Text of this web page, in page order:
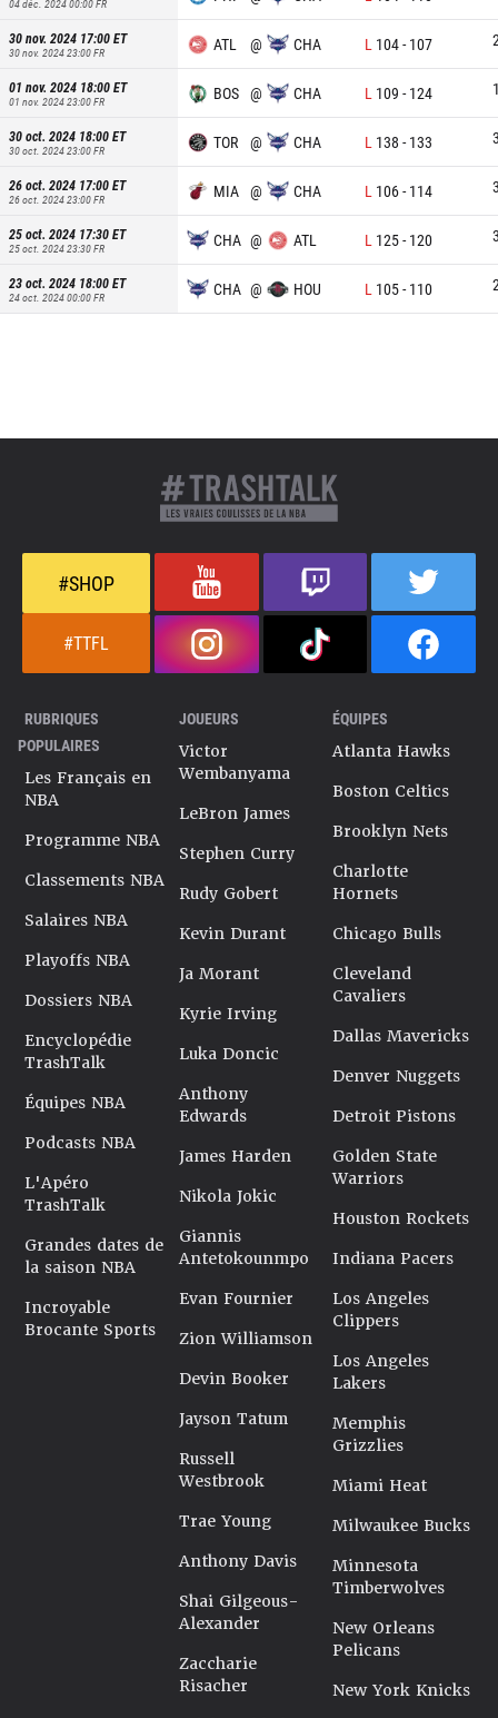
04 déc. 2024 00:00FR
30 nov. 2024 17:00ET
30 nov. 2024 23:00FR ATL @ CHA L 104- 107
01 nov. 2024 18:00ET
01 nov. 2024 23:00FR BOS @ CHA L 109 - 124
30 oct. 2024 18:00ET
30 oct. 2024 23:00FR TOR @ CHA L 138 - 133
26 oct. 2024 17:00ET
26 oct. 2024 23:00FR MIA @ CHA L 106- 114
25 oct. 2024 17:30ET
25 oct. 2024 23:30FR CHA @ ATL L 125- 120
23 oct. 2024 18:00ET
24 oct. 2024 00:00FR CHA @ HOU L 105- 110
#SHOP
#TTFL
RUBRIQUES
POPULAIRES
Les Français en
NBA
Programme NBA
Classements NBA
Salaires NBA
Playoffs NBA
Dossiers NBA
Encyclopédie
TrashTalk
Équipes NBA
Podcasts NBA
L'Apéro
TrashTalk
Grandes dates de
la saison NBA
Incroyable
Brocante Sports
JOUEURS
Victor
Wembanyama
LeBron James
Stephen Curry
Rudy Gobert
Kevin Durant
Ja Morant
Kyrie Irving
Luka Doncic
Anthony
Edwards
James Harden
Nikola Jokic
Giannis
Antetokounmpo
Evan Fournier
Zion Williamson
Devin Booker
Jayson Tatum
Russell
Westbrook
Trae Young
Anthony Davis
Shai Gilgeous-
Alexander
Zaccharie
Risacher
ÉQUIPES
Atlanta Hawks
Boston Celtics
Brooklyn Nets
Charlotte
Hornets
Chicago Bulls
Cleveland
Cavaliers
Dallas Mavericks
Denver Nuggets
Detroit Pistons
Golden State
Warriors
Houston Rockets
Indiana Pacers
Los Angeles
Clippers
Los Angeles
Lakers
Memphis
Grizzlies
Miami Heat
Milwaukee Bucks
Minnesota
Timberwolves
New Orleans
Pelicans
New York Knicks